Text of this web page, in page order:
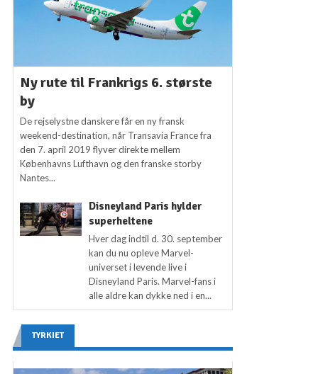
Ny rute til Frankrigs 6. største
by
De rejselystne danskere får en ny fransk
weekend-destination, når Transavia France fra
den 7. april 2019 flyver direkte mellem
Københavns Lufthavn og den franske storby
Nantes...
Disneyland Paris hylder
superheltene
Hver dag indtil d. 30. september
kan du nu opleve Marvel-
universet i levende live i
Disneyland Paris. Marvel-fans i
alle aldre kan dykke ned i en...
TYRKIET